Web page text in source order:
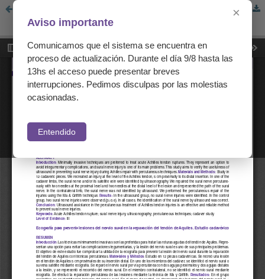
×
Aviso importante
Comunicamos que el sistema se encuentra en
proceso de actualización. Durante el día 9/8 hasta las
13hs el acceso puede presentar breves
interrupciones. Pedimos disculpas por las molestias
ocasionadas.
Entendido
Ecografía para prevenir lesiones del nervio sural en la reparación del tendón de Aquiles. Estudio cadavérico